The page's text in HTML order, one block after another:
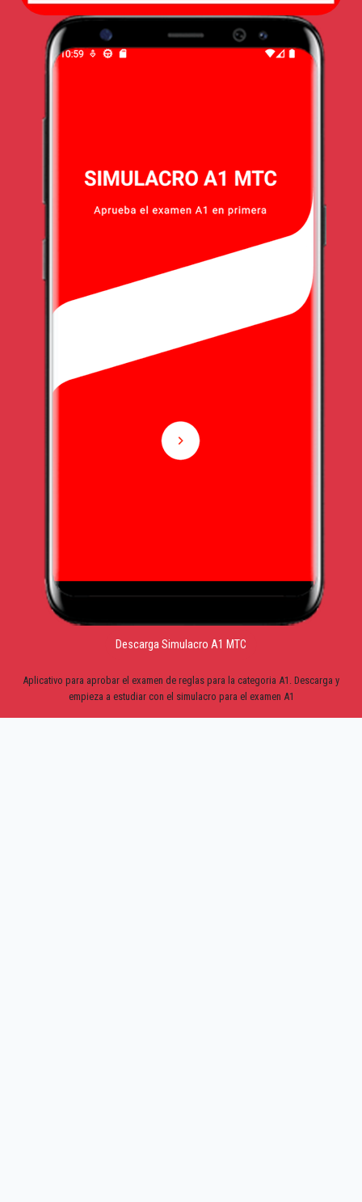
Descarga Simulacro A1 MTC
Aplicativo para aprobar el examen de reglas para la categoria A1. Descarga y
empieza a estudiar con el simulacro para el examen A1